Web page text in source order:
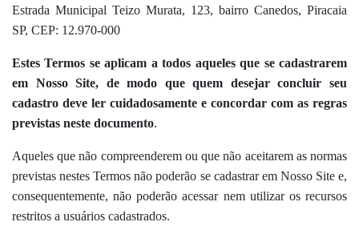
Estrada Municipal Teizo Murata, 123, bairro Canedos, Piracaia
SP, CEP: 12.970-000
Estes Termos se aplicam a todos aqueles que se cadastrarem
em Nosso Site, de modo que quem desejar concluir seu
cadastro deve ler cuidadosamente e concordar com as regras
previstas neste documento.
Aqueles que não compreenderem ou que não aceitarem as normas
previstas nestes Termos não poderão se cadastrar em Nosso Site e,
consequentemente, não poderão acessar nem utilizar os recursos
restritos a usuários cadastrados.